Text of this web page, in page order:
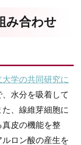
み合わせ
学の共同研究に
、水分を吸着して
、線維芽細胞に
皮の機能を整
ロン酸の産生を